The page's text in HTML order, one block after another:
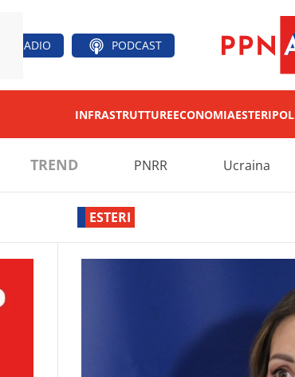
RADIO PODCAST
INFRASTRUTTUREECONOMIAESTERI
TREND PNRR Ucraina
ESTERI